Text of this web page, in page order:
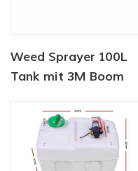
Weed Sprayer 100L
Tank mit 3M Boom